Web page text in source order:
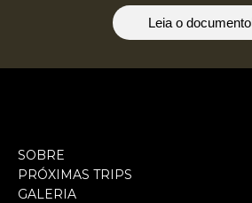
Leia o documento
SOBRE
PRÓXIMAS TRIPS
GALERIA